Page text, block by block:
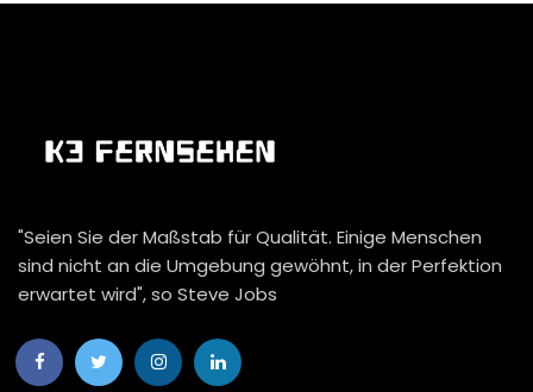
"Seien Sie der Maßstab für Qualität. Einige Menschen
sind nicht an die Umgebung gewöhnt, in der Perfektion
erwartet wird", so Steve Jobs